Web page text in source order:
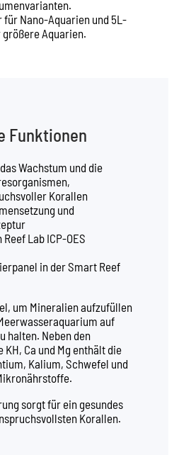
für Nano-Aquarien und 5L-
Aquarien.
Funktionen
Wachstum und die
Korallen
und
Lab ICP-OES
in der Smart Reef
um Mineralien aufzufüllen
auf
halten. Neben den
Ca und Mg enthält die
Kalium, Schwefel und
sorgt für ein gesundes
Korallen.